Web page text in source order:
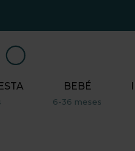
BEBÉ
6-36 meses